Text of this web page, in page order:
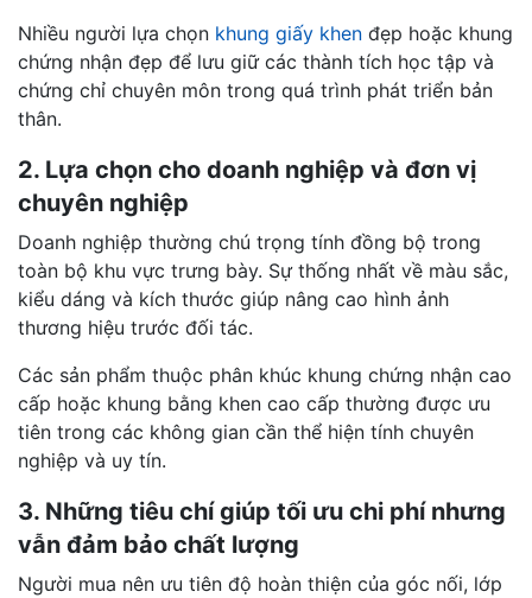
Nhiều người lựa chọn khung giấy khen đẹp hoặc khung
chứng nhận đẹp để lưu giữ các thành tích học tập và
chứng chỉ chuyên môn trong quá trình phát triển bản
thân.
2. Lựa chọn cho doanh nghiệp và đơn vị
chuyên nghiệp
Doanh nghiệp thường chú trọng tính đồng bộ trong
toàn bộ khu vực trưng bày. Sự thống nhất về màu sắc,
kiểu dáng và kích thước giúp nâng cao hình ảnh
thương hiệu trước đối tác.
Các sản phẩm thuộc phân khúc khung chứng nhận cao
cấp hoặc khung bằng khen cao cấp thường được ưu
tiên trong các không gian cần thể hiện tính chuyên
nghiệp và uy tín.
3. Những tiêu chí giúp tối ưu chi phí nhưng
vẫn đảm bảo chất lượng
Người mua nên ưu tiên độ hoàn thiện của góc nối, lớp